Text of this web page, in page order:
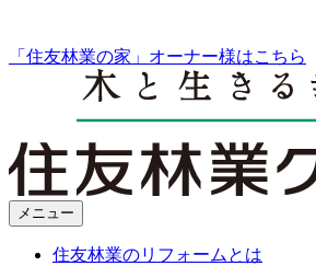
「住友林業の家」オーナー様はこちら
メニュー
住友林業のリフォームとは